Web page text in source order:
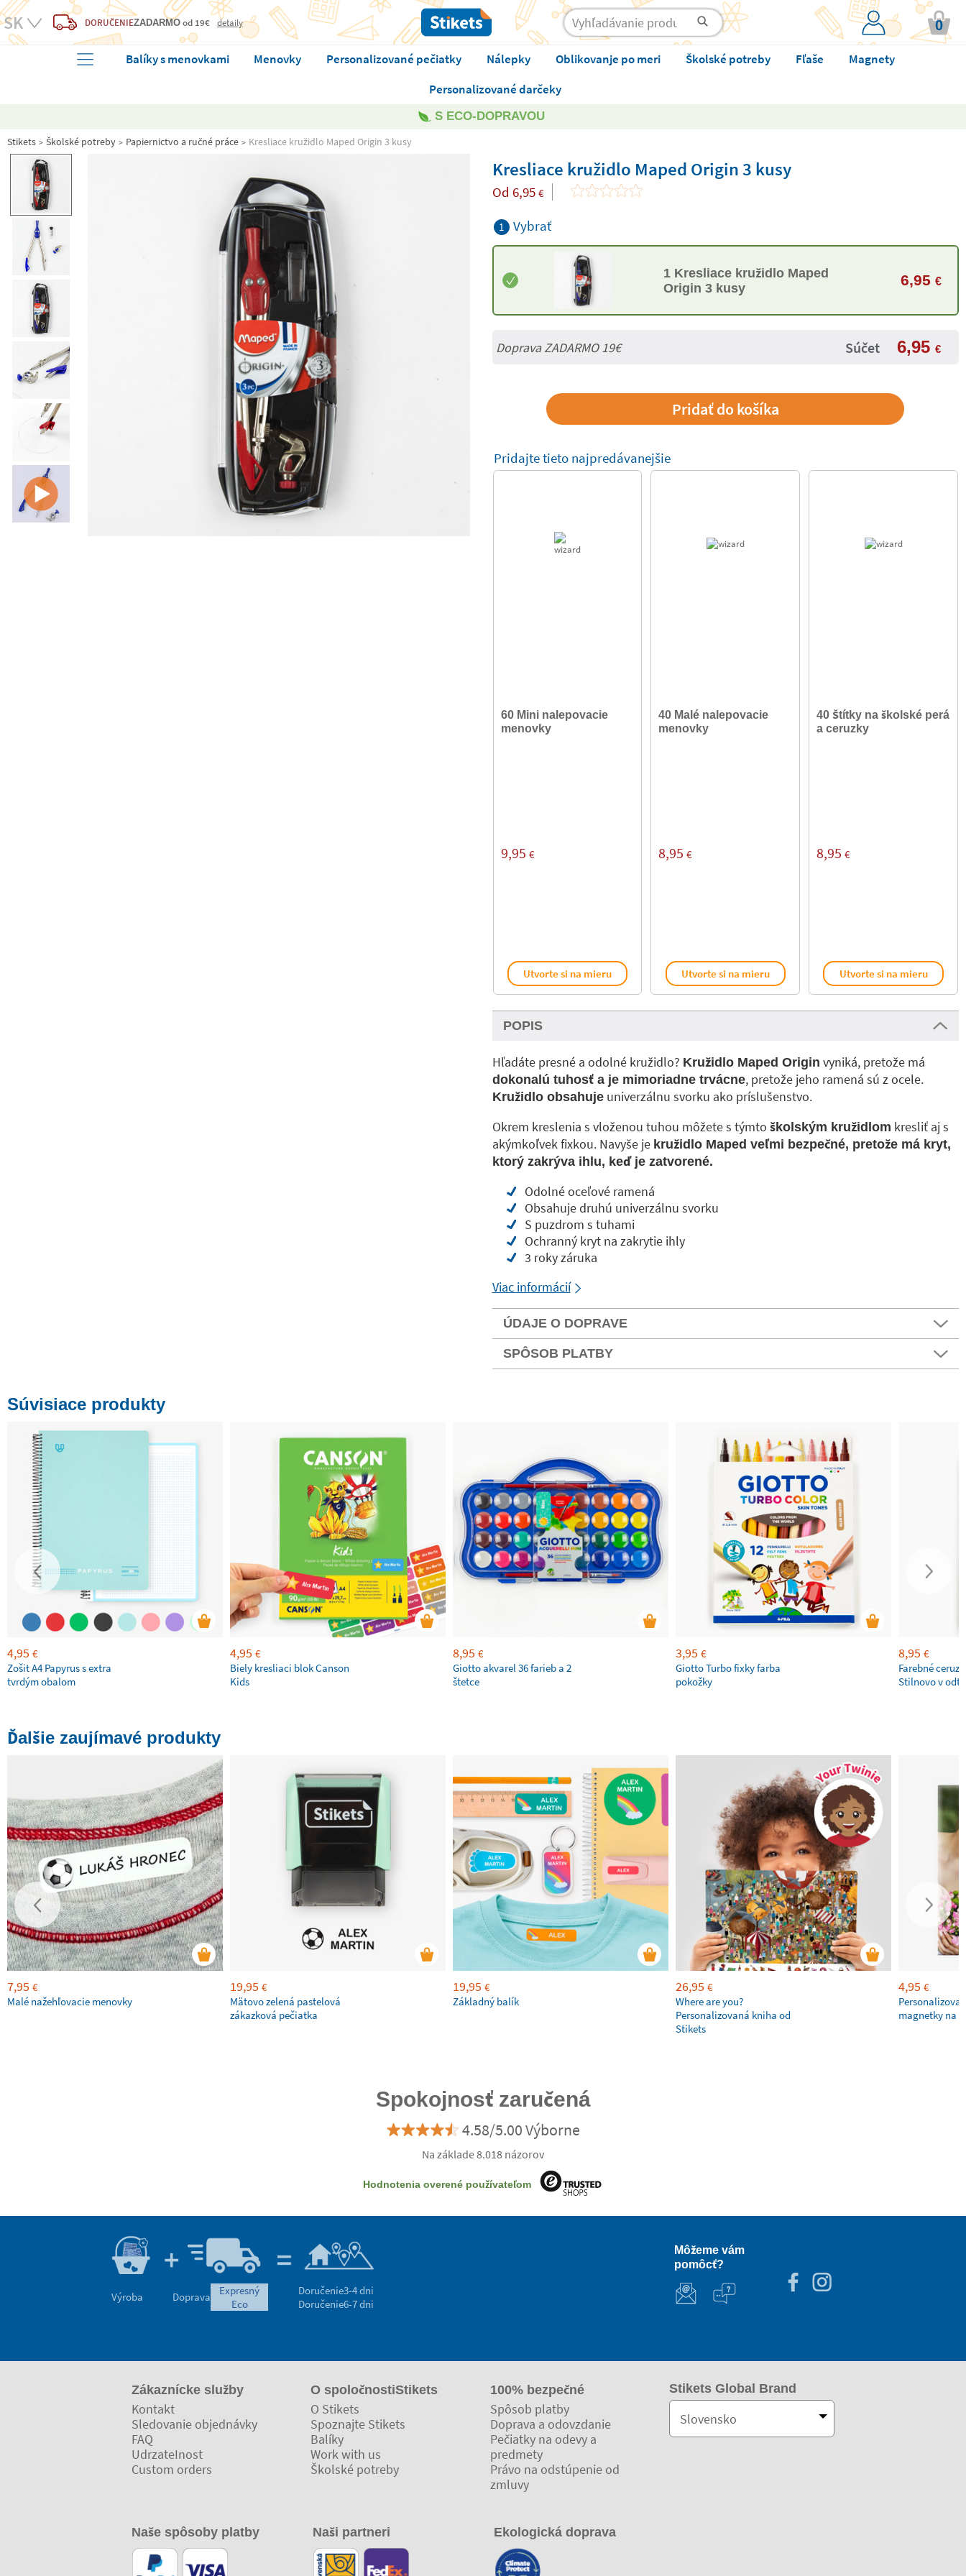
DORUČENIEZADARMO od 19€ detaily 0
Balíky s menovkami Menovky Personalizované pečiatky Nálepky Oblikovanje po meri Školské potreby Fľaše
Magnety
Personalizované darčeky
S ECO-DOPRAVOU
Stikets Školské potreby Papiernictvo a ručné práce Kresliace kružidlo Maped Origin 3 kusy
Kresliace kružidlo Maped Origin 3 kusy
Od 6,95 €
1 Vybrať
1 Kresliace kružidlo Maped
Origin 3 kusy
6,95 €
Doprava ZADARMO 19€ Súčet 6,95 €
Pridajte tieto najpredávanejšie
60 Mini nalepovacie
menovky
9,95 €
Utvorte si na mieru
40 Malé nalepovacie
menovky
8,95 €
Utvorte si na mieru
40 Štítky na školské perá
a ceruzky
8,95 €
Utvorte si na mieru
POPIS
Hľadáte presné a odolné kružidlo? Kružidlo Maped Origin vyniká, pretože má
dokonalú tuhosť a je mimoriadne trvácne, pretože jeho ramená sú z ocele.
Kružidlo obsahujeuniverzálnu svorku ako príslušenstvo.
Okrem kreslenia s vloženou tuhou môžete s týmto školským kružidlom kresliť aj s
akýmkoľvek fixkou. Navyše je kružidlo Maped veľmi bezpečné, pretože má kryt,
ktorý zakrýva ihlu, keď je zatvorené.
Odolné oceľové ramená
Obsahuje druhú univerzálnu svorku
S puzdrom s tuhami
Ochranný kryt na zakrytie ihly
3 roky záruka
Viac informácií
ÚDAJE O DOPRAVE
SPÔSOB PLATBY
Súvisiace produkty
4,95 €
Zošit A4 Papyrus s extra
tvrdým obalom
4,95 €
Biely kresliaci blok Canson
Kids
8,95 €
Giotto akvarel 36 farieb a 2
štetce
3,95 €
Giotto Turbo fixky farba
pokožky
8,95 €
Farebné
Stilnovo v
Ďalšie zaujímavé produkty
7,95 €
Malé nažehľovacie menovky
19,95 €
Mätovo zelená pastelová
zákazková pečiatka
19,95 €
Základný balík
26,95 €
Where are you?
Personalizovaná kniha od
Stikets
4,95 €
magnetky na
Spokojnosť zaručená
4.58/5.00 Výborne
Na základe 8.018 názorov
Hodnotenia overené používateľom
Výroba Doprava
expresný
eco
Doručenie3-4 dni
Doručenie6-7 dni
Môžeme vám
pomôcť?
Zákaznícke služby
Kontakt
Sledovanie objednávky
FAQ
UdrzateInost
Custom orders
O spoločnostiStikets
O Stikets
Spoznajte Stikets
Balíky
Work with us
Školské potreby
100% bezpečné
Spôsob platby
Doprava a odovzdanie
Pečiatky na odevy a
predmety
Právo na odstúpenie od
zmluvy
Stikets Global Brand
Slovensko
Naše spôsoby platby Naši partneri Ekologická doprava